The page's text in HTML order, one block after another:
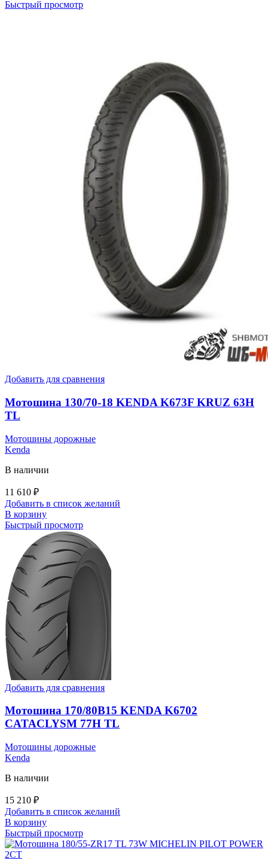
Быстрый просмотр
Добавить для сравнения
Мотошина 130/70-18 KENDA K673F KRUZ 63H
TL
Мотошины дорожные
Kenda
В наличии
11 610 ₽
Добавить в список желаний
В корзину
Быстрый просмотр
Добавить для сравнения
Мотошина 170/80B15 KENDA K6702
CATACLYSM 77H TL
Мотошины дорожные
Kenda
В наличии
15 210 ₽
Добавить в список желаний
В корзину
Быстрый просмотр